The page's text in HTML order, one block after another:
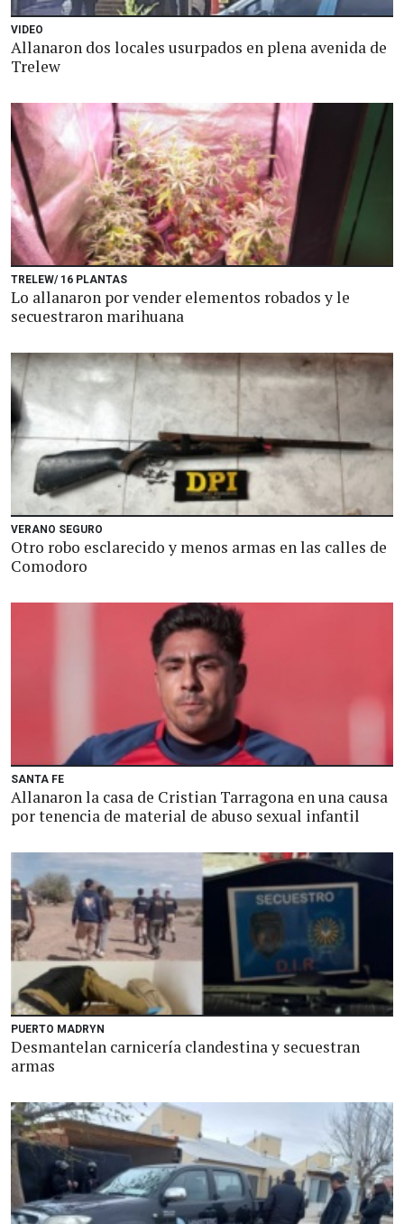
VIDEO
Allanaron dos locales usurpados en plena avenida de
Trelew
TRELEW/ 16 PLANTAS
Lo allanaron por vender elementos robados y le
secuestraron marihuana
VERANO SEGURO
Otro robo esclarecido y menos armas en las calles de
Comodoro
SANTA FE
Allanaron la casa de Cristian Tarragona en una causa
por tenencia de material de abuso sexual infantil
PUERTO MADRYN
Desmantelan carnicería clandestina y secuestran
armas